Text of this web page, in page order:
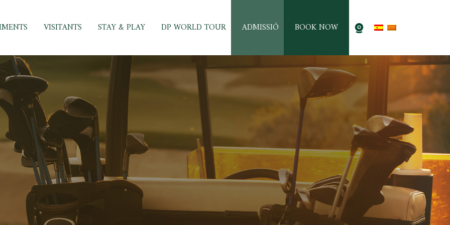
VISITANTS STAY & PLAY DP WORLD TOUR ADMISSIÓ BOOK NOW